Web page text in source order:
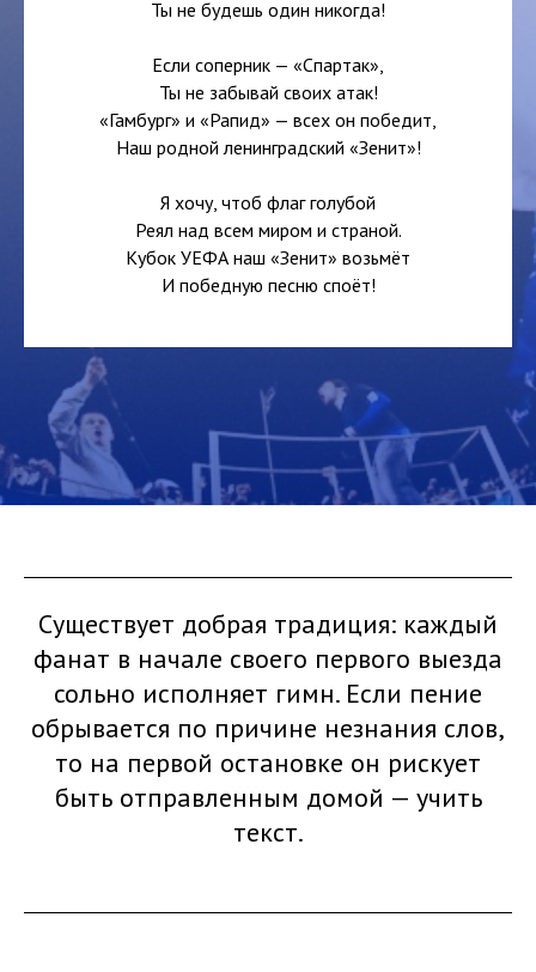
Ты не будешь один никогда!
Если соперник — «Спартак»,
Ты не забывай своих атак!
«Гамбург» и «Рапид» — всех он победит,
Наш родной ленинградский «Зенит»!
Я хочу, чтоб флаг голубой
Реял над всем миром и страной.
Кубок УЕФА наш «Зенит» возьмёт
И победную песню споёт!
Существует добрая традиция: каждый
фанат в начале своего первого выезда
сольно исполняет гимн. Если пение
обрывается по причине незнания слов,
то на первой остановке он рискует
быть отправленным домой — учить
текст.